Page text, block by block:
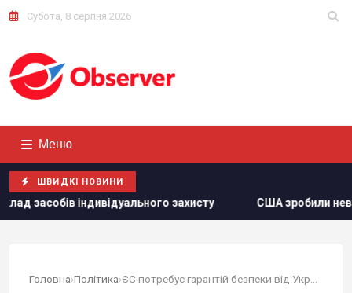
Субота, 8 серпня 2026
Меню
ШВИДКІ НОВИНИ
захисту США зробили невтішний прогноз щодо
Головна›Політика›